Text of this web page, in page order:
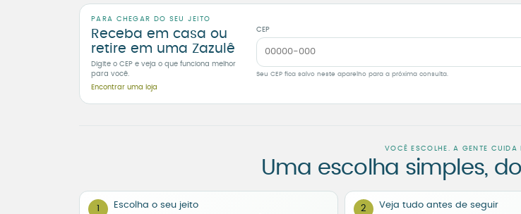
PARA CHEGAR DO SEU JEITO
Receba em casa ou
retire em uma Zazulê
Digite o CEP e veja o que funciona melhor
para você.
Encontrar uma loja
CEP
Seu CEP fica salvo neste aparelho para a próxima consulta.
VOCÊ ESCOLHE. A GENTE CUIDA
Uma escolha simples,
1 Escolha o seu jeito 2 Veja tudo antes de seguir